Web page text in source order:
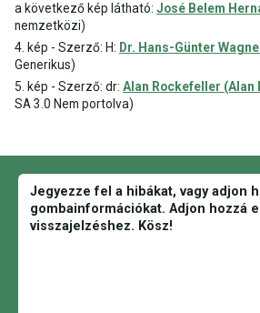
a következő kép látható: José Belem
nemzetközi)
4. kép - Szerző: H: Dr. Hans-Günter
Generikus)
5. kép - Szerző: dr: Alan Rockefeller (Alan
SA 3.0 Nem portolva)